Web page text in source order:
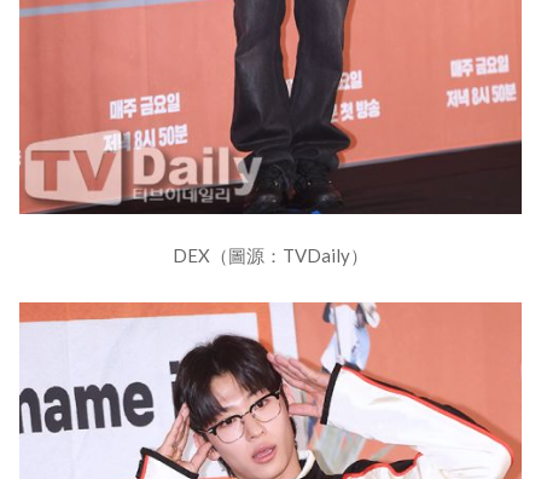
DEX（圖源：TVDaily）